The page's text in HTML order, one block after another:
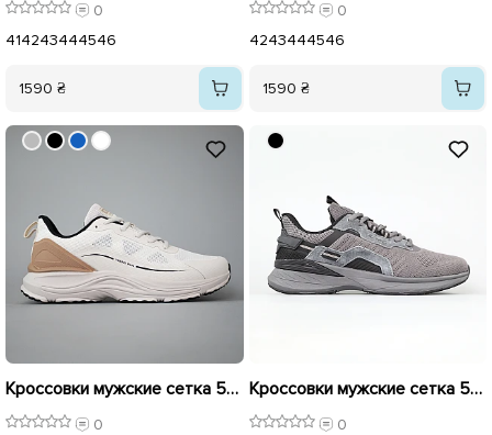
0
414243444546
1590 ₴
0
4243444546
1590 ₴
Кроссовки мужские сетка 594394 Молочные
0
Кроссовки мужские сетка 594648 Серые
0